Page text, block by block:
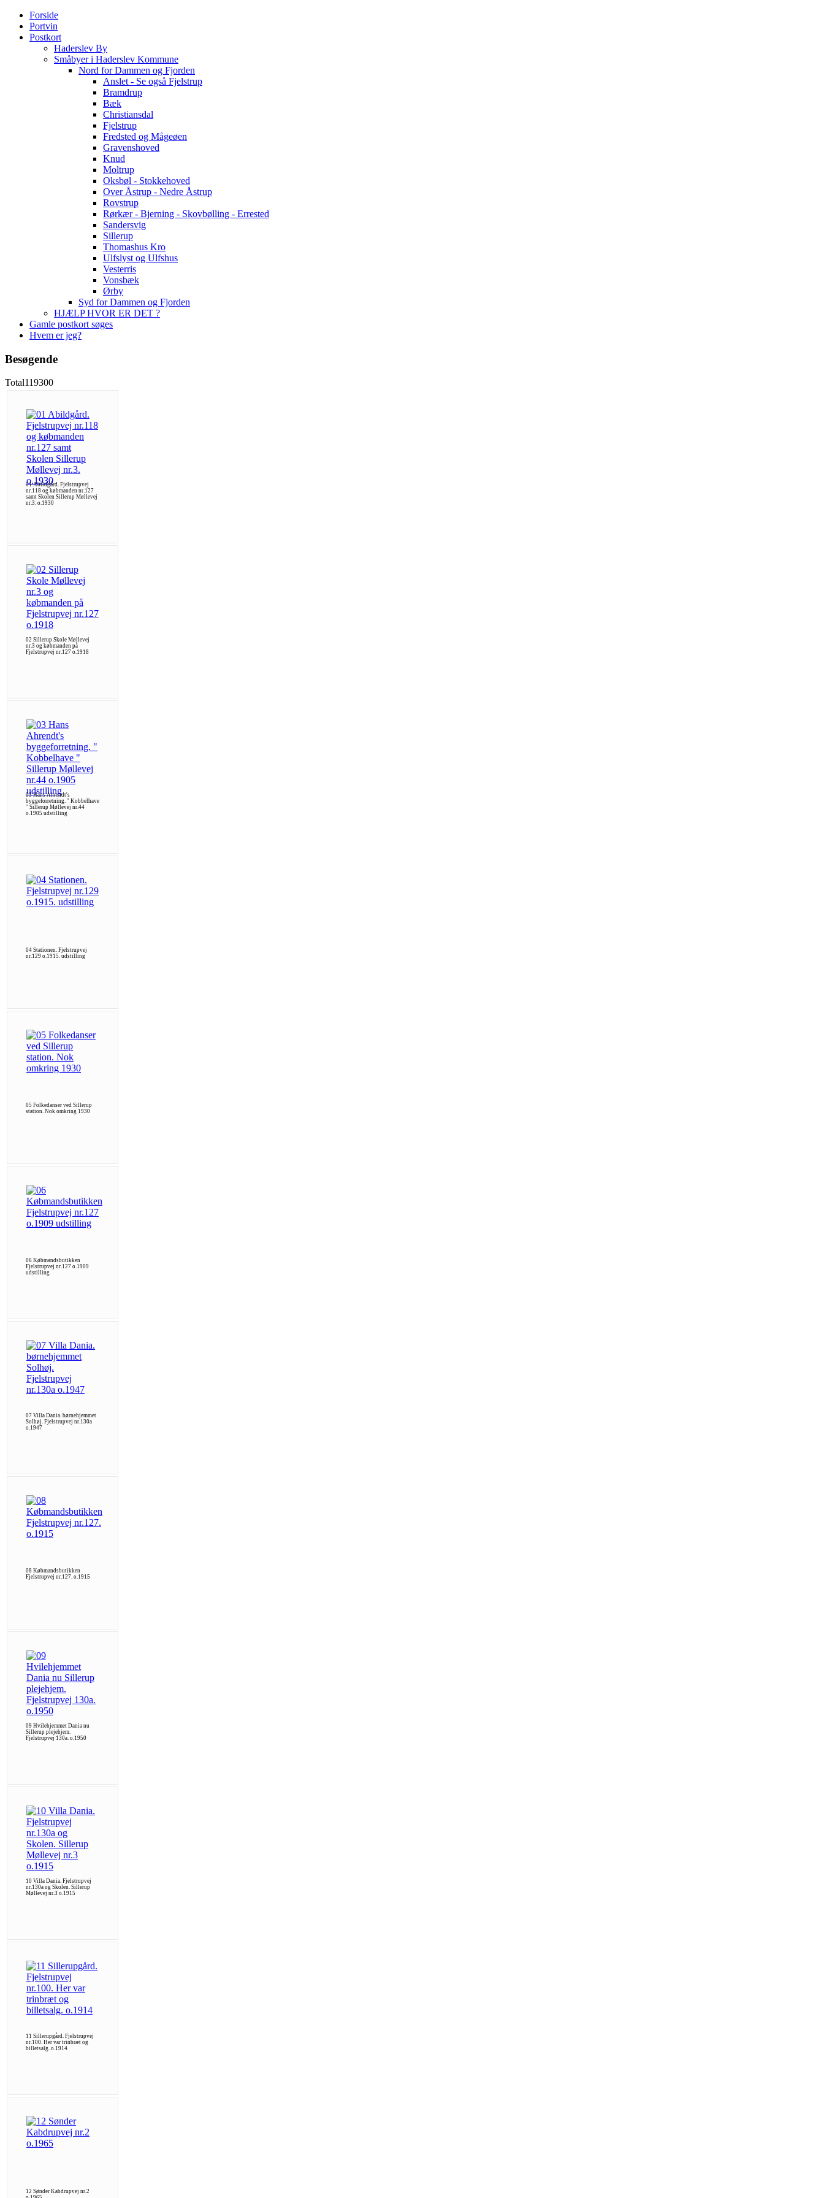
Forside
Portvin
Postkort
Haderslev By
Småbyer i Haderslev Kommune
Nord for Dammen og Fjorden
Anslet - Se også Fjelstrup
Bramdrup
Bæk
Christiansdal
Fjelstrup
Fredsted og Mågeøen
Gravenshoved
Knud
Moltrup
Oksbøl - Stokkehoved
Over Åstrup - Nedre Åstrup
Rovstrup
Rørkær - Bjerning - Skovbølling - Errested
Sandersvig
Sillerup
Thomashus Kro
Ulfslyst og Ulfshus
Vesterris
Vonsbæk
Ørby
Syd for Dammen og Fjorden
HJÆLP HVOR ER DET ?
Gamle postkort søges
Hvem er jeg?
Besøgende
Total119300
01 Abildgård. Fjelstrupvej
nr.118 og købmanden nr.127
samt Skolen Sillerup Møllevej
nr.3. o.1930
02 Sillerup Skole Møllevej
nr.3 og købmanden på
Fjelstrupvej nr.127 o.1918
03 Hans Ahrendt's
byggeforretning. " Kobbelhave
" Sillerup Møllevej nr.44
o.1905 udstilling
04 Stationen. Fjelstrupvej
nr.129 o.1915. udstilling
05 Folkedanser ved Sillerup
station. Nok omkring 1930
06 Købmandsbutikken
Fjelstrupvej nr.127 o.1909
udstilling
07 Villa Dania. børnehjemmet
Solhøj. Fjelstrupvej nr.130a
o.1947
08 Købmandsbutikken
Fjelstrupvej nr.127. o.1915
09 Hvilehjemmet Dania nu
Sillerup plejehjem.
Fjelstrupvej 130a. o.1950
10 Villa Dania. Fjelstrupvej
nr.130a og Skolen. Sillerup
Møllevej nr.3 o.1915
11 Sillerupgård. Fjelstrupvej
nr.100. Her var trinbræt og
billetsalg. o.1914
12 Sønder Kabdrupvej nr.2